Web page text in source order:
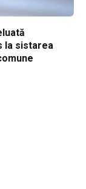
la sistarea